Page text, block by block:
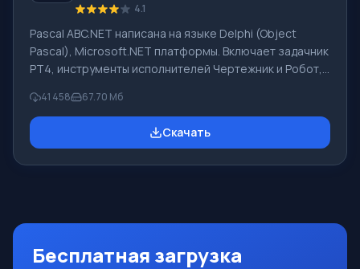
4.1
Pascal ABC.NET написана на языке Delphi (Object
Pascal), Microsoft.NET платформы. Включает задачник
PT4, инструменты исполнителей Чертежник и Робот,
изучении программирования. Основное назначение
систем программирования Pascal ABC.NET изучение и
обучение языкам современного программирования.
41 458 67.70 Мб
Скачать
Бесплатная загрузка